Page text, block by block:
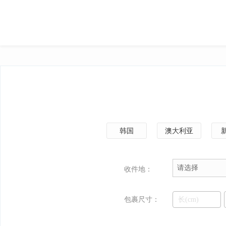
韩国 澳大利亚
收件地： 请选择
包裹尺寸：